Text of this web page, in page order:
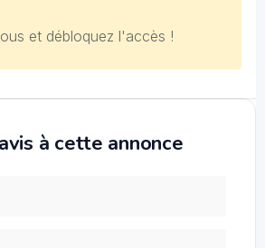
et débloquez l'accès !
à cette annonce